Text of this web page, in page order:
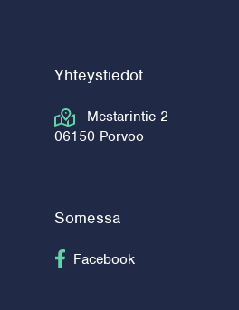
Yhteystiedot
Mestarintie 2
06150 Porvoo
Somessa
Seuraa Facebook
Facebook